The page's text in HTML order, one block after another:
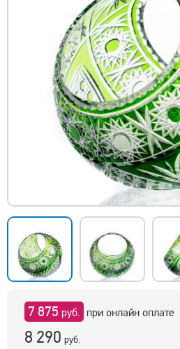
7 875 руб. при онлайн оплате
8 290 руб.